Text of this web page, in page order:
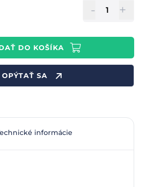
- +
DO KOŠÍKA
OPÝTAŤ SA
informácie